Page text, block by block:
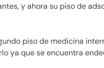
y ahora su piso de
piso de medicina
ya que se encuentra